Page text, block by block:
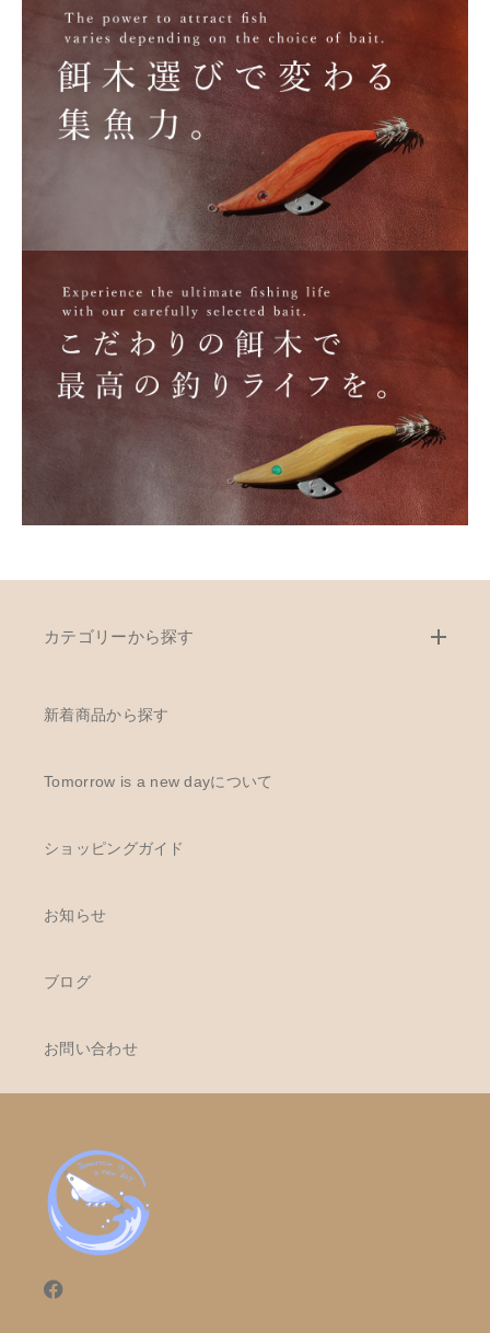
カテゴリーから探す
新着商品から探す
Tomorrow is a new dayについて
ショッピングガイド
お知らせ
ブログ
お問い合わせ